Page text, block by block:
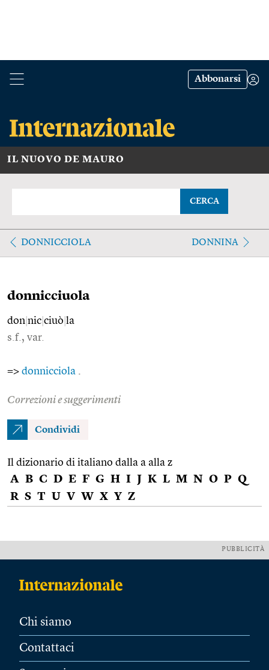
Abbonarsi
IL NUOVO DE MAURO
CERCA
DONNICCIOLA DONNINA
donnicciuola
don nic ciuò la
s.f., var.
=> donnicciola
Correzioni e suggerimenti
Condividi
Il dizionario di italiano dalla a alla z
A B C D E F G H I J K L M N O P Q
R S T U V W X Y Z
PUBBLICITÀ
Chi siamo
Contattaci